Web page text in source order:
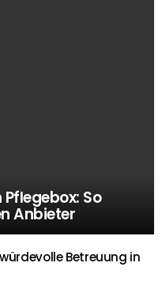
So
Anbieter
Betreuung in